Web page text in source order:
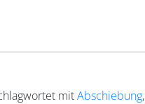
mitAbschiebung,